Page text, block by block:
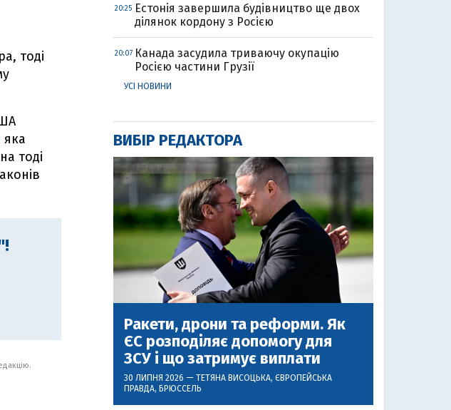
тоді
яка
тоді
20:25
Естонія завершила будівництво ще двох
ділянок кордону з Росією
20:07 Канада засудила триваючу окупацію
Росією частини Грузії
УСІ НОВИНИ
ВИБІР РЕДАКТОРА
Ракети, дрони та реформи. Як
ЄС розподіляє допомогу для
ЗСУ і що затримує виплати
30 ЛИПНЯ 2026 — ТЕТЯНА ВИСОЦЬКА, ЄВРОПЕЙСЬКА
ПРАВДА, БРЮССЕЛЬ